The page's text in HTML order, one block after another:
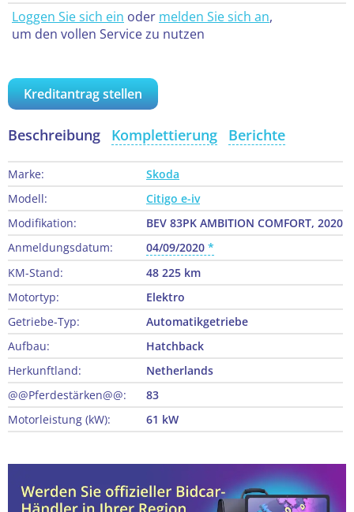
Loggen Sie sich ein oder melden Sie sich an,
um den vollen Service zu nutzen
Kreditantrag stellen
Beschreibung Komplettierung Berichte
Marke:
Skoda
Modell:
Citigo e-iv
Modifikation:
BEV 83PK AMBITION COMFORT, 2020
Anmeldungsdatum:
04/09/2020
KM-Stand:
48 225 km
Motortyp:
Elektro
Getriebe-Typ:
Automatikgetriebe
Aufbau:
Hatchback
Herkunftland:
Netherlands
@@Pferdestärken@@:
83
Motorleistung (kW):
61 kW